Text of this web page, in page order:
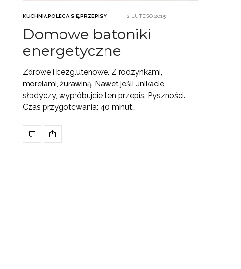
KUCHNIA,POLECA SIĘ,PRZEPISY 2 LUTEGO 2015
Domowe batoniki
energetyczne
Zdrowe i bezglutenowe. Z rodzynkami,
morelami, żurawiną. Nawet jeśli unikacie
słodyczy, wypróbujcie ten przepis. Pyszności.
Czas przygotowania: 40 minut…